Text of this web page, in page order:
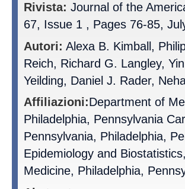
Rivista: Journal of the
67, Issue 1 , Pages 76-85,
Autori: Alexa B. Kimball,
Reich, Richard G. Langley,
Yeilding, Daniel J. Rader,
Affiliazioni:Department of
Philadelphia, Pennsylvania
Pennsylvania, Philadelphia,
Epidemiology and
Medicine, Philadelphia,